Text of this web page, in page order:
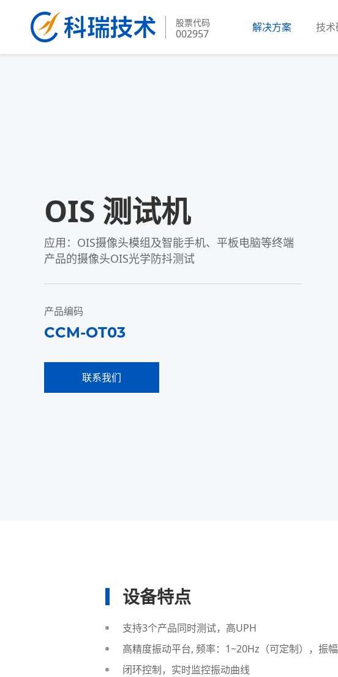
股票代码
002957 解决方案 技术
OIS 测试机
应用：OIS摄像头模组及智能手机、平板电脑等终端
产品的摄像头OIS光学防抖测试
产品编码
CCM-OT03
联系我们
设备特点
支持3个产品同时测试，高UPH
高精度振动平台, 频率：1~20Hz（可定制），振幅
闭环控制，实时监控振动曲线